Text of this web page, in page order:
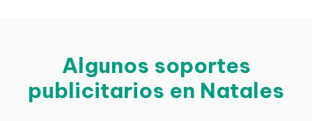
Algunos soportes
publicitarios en Natales